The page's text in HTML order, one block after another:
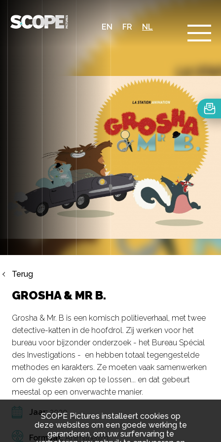
EN FR NL
Terug
GROSHA & MR B.
Grosha & Mr. B is een komisch politieverhaal, met twee
detective-katten in de hoofdrol. Zij werken voor het
bureau voor bijzonder onderzoek - het Bureau Spécial
des Investigations - en hebben totaal tegengestelde
methodes en karakters. Ze moeten vaak samenwerken
om de gekste zaken op te lossen... en dat gebeurt
meestal op een onverwachte manier.
Jaar:2020
Formaat: Animatiefilm
SCOPE Pictures installeert cookies op
deze websites om een goede werking te
garanderen, om uw surfervaring te